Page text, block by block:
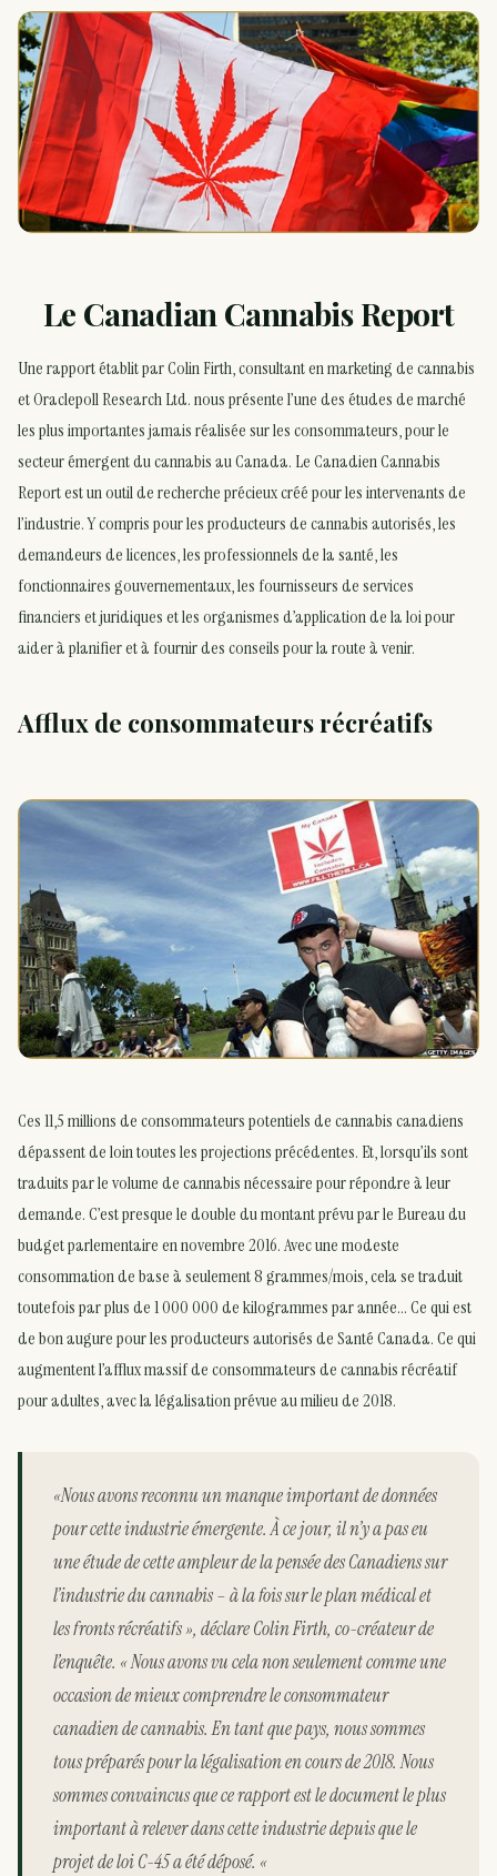
Le Canadian Cannabis Report
Une rapport établit par Colin Firth, consultant en marketing de cannabis
et Oraclepoll Research Ltd. nous présente l’une des études de marché
les plus importantes jamais réalisée sur les consommateurs, pour le
secteur émergent du cannabis au Canada. Le Canadien Cannabis
Report est un outil de recherche précieux créé pour les intervenants de
l’industrie. Y compris pour les producteurs de cannabis autorisés, les
demandeurs de licences, les professionnels de la santé, les
fonctionnaires gouvernementaux, les fournisseurs de services
financiers et juridiques et les organismes d’application de la loi pour
aider à planifier et à fournir des conseils pour la route à venir.
Afflux de consommateurs récréatifs
Ces 11,5 millions de consommateurs potentiels de cannabis canadiens
dépassent de loin toutes les projections précédentes. Et, lorsqu’ils sont
traduits par le volume de cannabis nécessaire pour répondre à leur
demande. C’est presque le double du montant prévu par le Bureau du
budget parlementaire en novembre 2016. Avec une modeste
consommation de base à seulement 8 grammes/mois, cela se traduit
toutefois par plus de 1 000 000 de kilogrammes par année… Ce qui est
de bon augure pour les producteurs autorisés de Santé Canada. Ce qui
augmentent l’afflux massif de consommateurs de cannabis récréatif
pour adultes, avec la légalisation prévue au milieu de 2018.
«Nous avons reconnu un manque important de données
pour cette industrie émergente. À ce jour, il n’y a pas eu
une étude de cette ampleur de la pensée des Canadiens sur
l’industrie du cannabis – à la fois sur le plan médical et
les fronts récréatifs », déclare Colin Firth, co-créateur de
l’enquête. « Nous avons vu cela non seulement comme une
occasion de mieux comprendre le consommateur
canadien de cannabis. En tant que pays, nous sommes
tous préparés pour la légalisation en cours de 2018. Nous
sommes convaincus que ce rapport est le document le plus
important à relever dans cette industrie depuis que le
projet de loi C-45 a été déposé. «